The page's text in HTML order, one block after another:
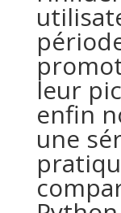
leur
enfin
une